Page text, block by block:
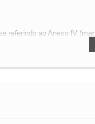
referindo ao Anexo IV